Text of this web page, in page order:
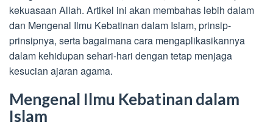
kekuasaan Allah. Artikel ini akan membahas lebih dalam
dan Mengenal Ilmu Kebatinan dalam Islam, prinsip-
prinsipnya, serta bagaimana cara mengaplikasikannya
dalam kehidupan sehari-hari dengan tetap menjaga
kesucian ajaran agama.
Mengenal Ilmu Kebatinan dalam
Islam